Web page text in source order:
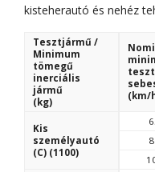
kisteherautó és nehéz
Tesztjármű /
Minimum
tömegű
inerciális
jármű
(kg)
teszt
(km/
Kis
személyautó
(C) (1100)